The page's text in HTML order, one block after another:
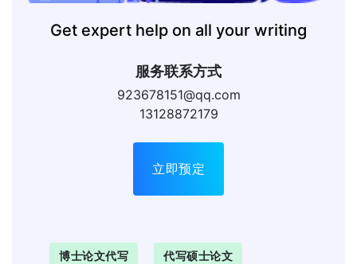
Get expert help on all your writing
服务联系方式
923678151@qq.com
13128872179
立即预定
博士论文代写 代写硕士论文